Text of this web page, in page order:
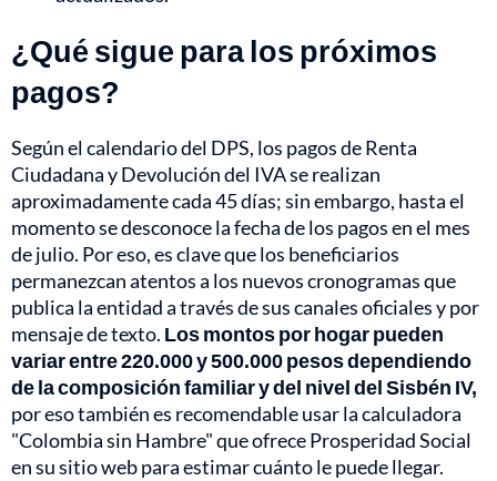
¿Qué sigue para los próximos
pagos?
Según el calendario del DPS, los pagos de Renta
Ciudadana y Devolución del IVA se realizan
aproximadamente cada 45 días; sin embargo, hasta el
momento se desconoce la fecha de los pagos en el mes
de julio. Por eso, es clave que los beneficiarios
permanezcan atentos a los nuevos cronogramas que
publica la entidad a través de sus canales oficiales y por
mensaje de texto. Los montos por hogar pueden
variar entre 220.000 y 500.000 pesos dependiendo
de la composición familiar y del nivel del Sisbén IV,
por eso también es recomendable usar la calculadora
"Colombia sin Hambre" que ofrece Prosperidad Social
en su sitio web para estimar cuánto le puede llegar.